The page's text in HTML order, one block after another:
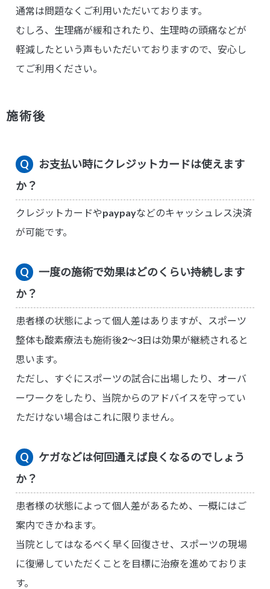
通常は問題なくご利用いただいております。
むしろ、生理痛が緩和されたり、生理時の頭痛などが
軽減したという声もいただいておりますので、安心し
てご利用ください。
施術後
お支払い時にクレジットカードは使えます
か？
クレジットカードやpaypayなどのキャッシュレス決済
が可能です。
一度の施術で効果はどのくらい持続します
か？
患者様の状態によって個人差はありますが、スポーツ
整体も酸素療法も施術後2〜3日は効果が継続されると
思います。
ただし、すぐにスポーツの試合に出場したり、オーバ
ーワークをしたり、当院からのアドバイスを守ってい
ただけない場合はこれに限りません。
ケガなどは何回通えば良くなるのでしょう
か？
患者様の状態によって個人差があるため、一概にはご
案内できかねます。
当院としてはなるべく早く回復させ、スポーツの現場
に復帰していただくことを目標に治療を進めておりま
す。